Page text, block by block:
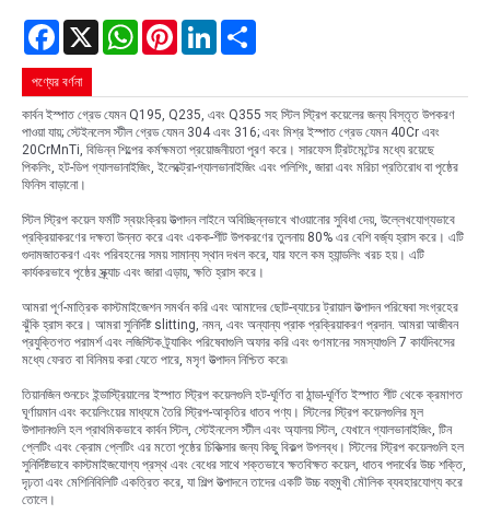
Facebook
X WhatsAppPinterestLinkedIn
পণ্যের বর্ণনা
কার্বন ইস্পাত গ্রেড যেমন Q195, Q235, এবং Q355 সহ স্টিল স্ট্রিপ কয়েলের জন্য বিস্তৃত উপকরণ
পাওয়া যায়; স্টেইনলেস স্টীল গ্রেড যেমন 304 এবং 316; এবং মিশ্র ইস্পাত গ্রেড যেমন 40Cr এবং
20CrMnTi, বিভিন্ন শিল্পের কর্মক্ষমতা প্রয়োজনীয়তা পূরণ করে। সারফেস ট্রিটমেন্টের মধ্যে রয়েছে
পিকলিং, হট-ডিপ গ্যালভানাইজিং, ইলেক্ট্রো-গ্যালভানাইজিং এবং পলিশিং, জারা এবং মরিচা প্রতিরোধ বা পৃষ্ঠের
ফিনিস বাড়ানো।
স্টিল স্ট্রিপ কয়েল ফর্মটি স্বয়ংক্রিয় উত্পাদন লাইনে অবিচ্ছিন্নভাবে খাওয়ানোর সুবিধা দেয়, উল্লেখযোগ্যভাবে
প্রক্রিয়াকরণের দক্ষতা উন্নত করে এবং একক-শীট উপকরণের তুলনায় 80% এর বেশি বর্জ্য হ্রাস করে। এটি
গুদামজাতকরণ এবং পরিবহনের সময় সামান্য স্থান দখল করে, যার ফলে কম হ্যান্ডলিং খরচ হয়। এটি
কার্যকরভাবে পৃষ্ঠের স্ক্র্যাচ এবং জারা এড়ায়, ক্ষতি হ্রাস করে।
আমরা পূর্ণ-মাত্রিক কাস্টমাইজেশন সমর্থন করি এবং আমাদের ছোট-ব্যাচের ট্রায়াল উত্পাদন পরিষেবা সংগ্রহের
ঝুঁকি হ্রাস করে। আমরা সুনির্দিষ্ট slitting, নমন, এবং অন্যান্য প্রাক প্রক্রিয়াকরণ প্রদান. আমরা আজীবন
প্রযুক্তিগত পরামর্শ এবং লজিস্টিক ট্র্যাকিং পরিষেবাগুলি অফার করি এবং গুণমানের সমস্যাগুলি 7 কার্যদিবসের
মধ্যে ফেরত বা বিনিময় করা যেতে পারে, মসৃণ উত্পাদন নিশ্চিত করে৷
তিয়ানজিন শুনচেং ইন্ডাস্ট্রিয়ালের ইস্পাত স্ট্রিপ কয়েলগুলি হট-ঘূর্ণিত বা ঠান্ডা-ঘূর্ণিত ইস্পাত শীট থেকে ক্রমাগত
ঘূর্ণায়মান এবং কয়েলিংয়ের মাধ্যমে তৈরি স্ট্রিপ-আকৃতির ধাতব পণ্য। স্টিলের স্ট্রিপ কয়েলগুলির মূল
উপাদানগুলি হল প্রাথমিকভাবে কার্বন স্টিল, স্টেইনলেস স্টীল এবং অ্যালয় স্টিল, যেখানে গ্যালভানাইজিং, টিন
প্লেটিং এবং ক্রোম প্লেটিং এর মতো পৃষ্ঠের চিকিত্সার জন্য কিছু বিকল্প উপলব্ধ। স্টিলের স্ট্রিপ কয়েলগুলি হল
সুনির্দিষ্টভাবে কাস্টমাইজযোগ্য প্রস্থ এবং বেধের সাথে শক্তভাবে ক্ষতবিক্ষত কয়েল, ধাতব পদার্থের উচ্চ শক্তি,
দৃঢ়তা এবং মেশিনিবিলিটি একত্রিত করে, যা শিল্প উত্পাদনে তাদের একটি উচ্চ বহুমুখী মৌলিক ব্যবহারযোগ্য করে
তোলে।